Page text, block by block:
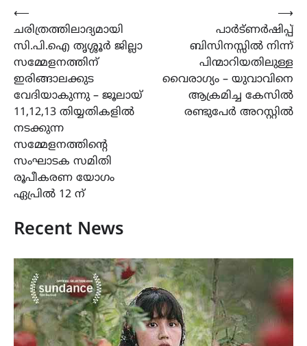
Post
navigation
⟵
ചരിത്രത്തിലാദ്യമായി
സി.പി.ഐ തൃശ്ശൂർ ജില്ലാ
സമ്മേളനത്തിന്
ഇരിങ്ങാലക്കുട
വേദിയാകുന്നു – ജൂലായ്
11,12,13 തിയ്യതികളിൽ
നടക്കുന്ന
സമ്മേളനത്തിൻ്റെ
സംഘാടക സമിതി
രൂപീകരണ യോഗം
ഏപ്രിൽ 12 ന്
പാർട്ണർഷിപ്പ്
ബിസിനസ്സിൽ നിന്ന്
പിന്മാറിയതിലുള്ള
വൈരാഗ്യം – യുവാവിനെ
ആക്രമിച്ച കേസിൽ
രണ്ടുപേർ അറസ്റ്റിൽ
⟶
Recent News